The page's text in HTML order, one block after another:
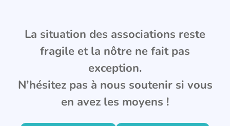
La situation des associations reste
fragile et la nôtre ne fait pas
exception.
N’hésitez pas à nous soutenir si vous
en avez les moyens !